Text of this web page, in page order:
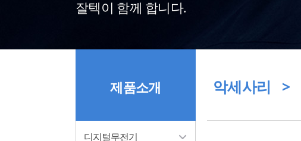
잘텍이 함께 합니다.
제품소개
디지털무전기
악세사리 >